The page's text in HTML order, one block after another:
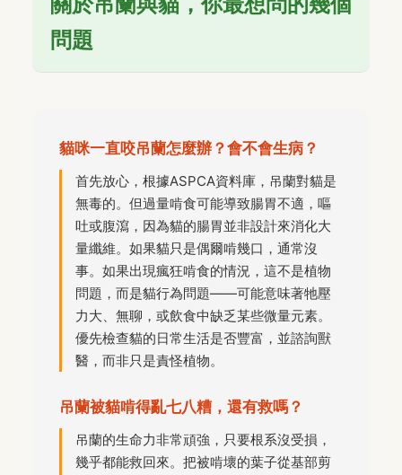
問題
貓咪一直咬吊蘭怎麼辦？會不會生病？
首先放心，根據ASPCA資料庫，吊蘭對貓是
無毒的。但過量啃食可能導致腸胃不適，嘔
吐或腹瀉，因為貓的腸胃並非設計來消化大
量纖維。如果貓只是偶爾啃幾口，通常沒
事。如果出現瘋狂啃食的情況，這不是植物
問題，而是貓行為問題——可能意味著牠壓
力大、無聊，或飲食中缺乏某些微量元素。
優先檢查貓的日常生活是否豐富，並諮詢獸
醫，而非只是責怪植物。
吊蘭被貓啃得亂七八糟，還有救嗎？
吊蘭的生命力非常頑強，只要根系沒受損，
幾乎都能救回來。把被啃壞的葉子從基部剪